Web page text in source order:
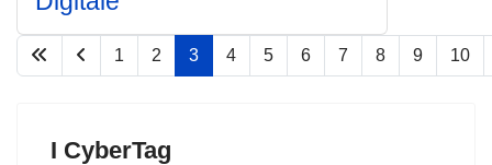
Pagina 3 di 67
1 2 3 4 5 6 7 8 9 10
I CyberTag